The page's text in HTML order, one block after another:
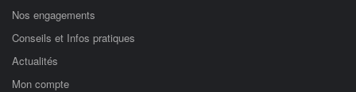
Nos engagements
Conseils et Infos pratiques
Actualités
Mon compte